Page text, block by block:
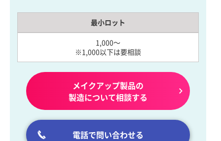
最小ロット
1,000～
※1,000以下は要相談
メイクアップ製品の
製造について相談する
電話で問い合わせる